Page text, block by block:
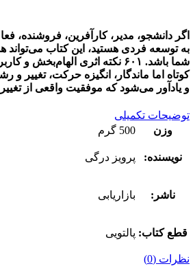
اگر دانشجو، مدیر، کارآفرین، فروشنده،
به توسعه فردی هستید، این کتاب می‌تواند
شما باشد. ۶۰۱ نکته
اثری الهام‌بخش و
کوتاه اما ماندگار، انگیزه حرکت، تغییر و
و یادآور می‌شود که موفقیت واقعی از
توضیحات تکمیلی
وزن
500 گرم
نویسنده: پرویز درگی
ناشر: بازاریابی
قطع کتاب: پالتویی
نظرات (0)